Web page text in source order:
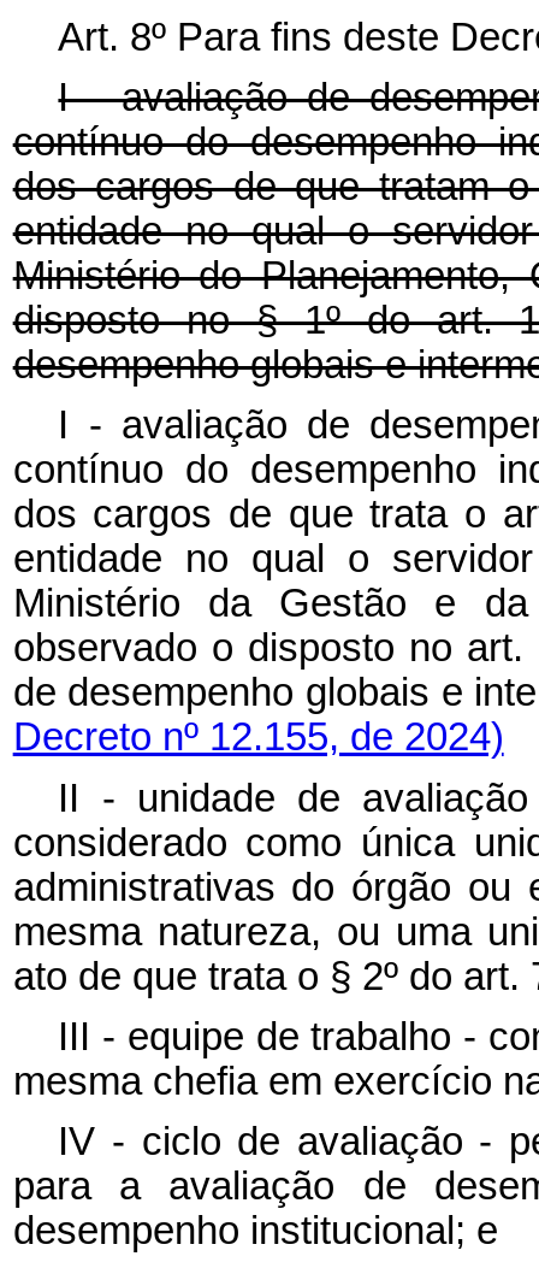
Art. 8º Para fins deste
I - avaliação de
contínuo do desempenho
dos cargos de que tratam
entidade no qual o
Ministério do
disposto no § 1º do art.
desempenho globais e
I - avaliação de
contínuo do desempenho
dos cargos de que trata o
entidade no qual o
Ministério da Gestão e
observado o disposto no
de desempenho globais e
Decreto nº 12.155, de 2024)
II - unidade de
considerado como única
administrativas do órgão ou
mesma natureza, ou uma
ato de que trata o § 2º do art.
III - equipe de trabalho -
mesma chefia em exercício
IV - ciclo de avaliação -
para a avaliação de
desempenho institucional; e